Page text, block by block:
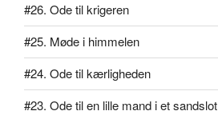
#26. Ode til krigeren
#25. Møde i himmelen
#24. Ode til kærligheden
#23. Ode til en lille mand i et sandslot